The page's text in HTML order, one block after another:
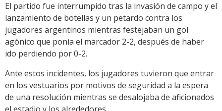
El partido fue interrumpido tras la invasión de campo y el
lanzamiento de botellas y un petardo contra los
jugadores argentinos mientras festejaban un gol
agónico que ponía el marcador 2-2, después de haber
ido perdiendo por 0-2.
Ante estos incidentes, los jugadores tuvieron que entrar
en los vestuarios por motivos de seguridad a la espera
de una resolución mientras se desalojaba de aficionados